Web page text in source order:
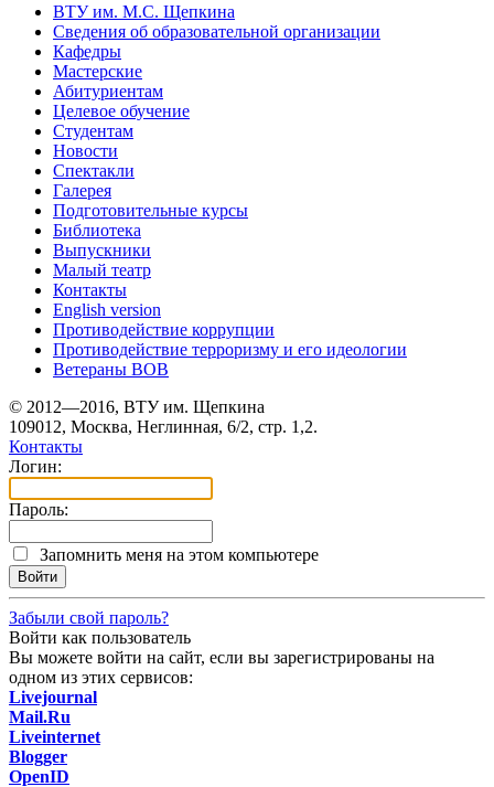
ВТУ им. М.С. Щепкина
Сведения об образовательной организации
Кафедры
Мастерские
Абитуриентам
Целевое обучение
Студентам
Новости
Спектакли
Галерея
Подготовительные курсы
Библиотека
Выпускники
Малый театр
Контакты
English version
Противодействие коррупции
Противодействие терроризму и его идеологии
Ветераны ВОВ
© 2012—2016, ВТУ им. Щепкина
109012, Москва, Неглинная, 6/2, стр. 1,2.
Контакты
Логин:
Пароль:
Запомнить меня на этом компьютере
Забыли свой пароль?
Войти как пользователь
Вы можете войти на сайт, если вы зарегистрированы на
одном из этих сервисов:
Livejournal
Mail.Ru
Liveinternet
Blogger
OpenID